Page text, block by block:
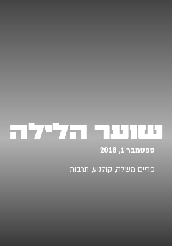
שוער הלילה
ספטמבר 1, 2018
פריים משלה, קולנוע, תרבות